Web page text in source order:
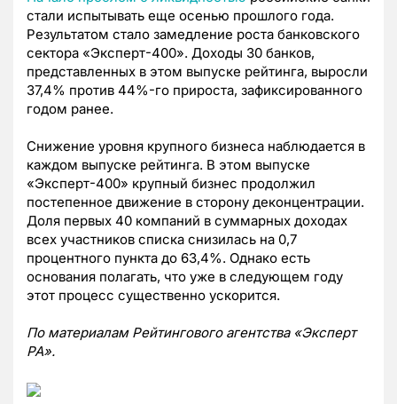
стали испытывать еще осенью прошлого года.
Результатом стало замедление роста банковского
сектора «Эксперт-400». Доходы 30 банков,
представленных в этом выпуске рейтинга, выросли
37,4% против 44%-го прироста, зафиксированного
годом ранее.
Снижение уровня крупного бизнеса наблюдается в
каждом выпуске рейтинга. В этом выпуске
«Эксперт-400» крупный бизнес продолжил
постепенное движение в сторону деконцентрации.
Доля первых 40 компаний в суммарных доходах
всех участников списка снизилась на 0,7
процентного пункта до 63,4%. Однако есть
основания полагать, что уже в следующем году
этот процесс существенно ускорится.
По материалам Рейтингового агентства «Эксперт
РА».